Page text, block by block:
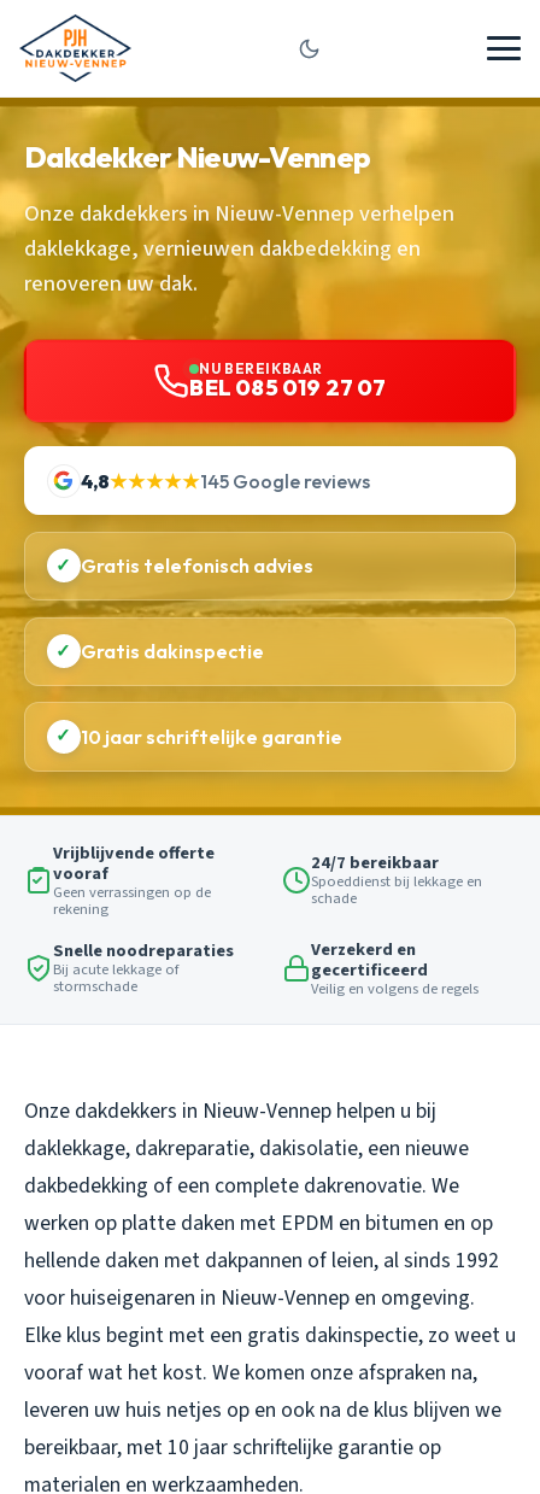
Dakdekker Nieuw-Vennep
Onze dakdekkers in Nieuw-Vennep verhelpen
daklekkage, vernieuwen dakbedekking en
renoveren uw dak.
NU BEREIKBAAR
BEL 085 019 27 07
4,8★★★★★145 Google reviews
✓ Gratis telefonisch advies
✓ Gratis dakinspectie
✓ 10 jaar schriftelijke garantie
Vrijblijvende offerte
vooraf
Geen verrassingen op de
rekening
24/7 bereikbaar
Spoeddienst bij lekkage en
schade
Snelle noodreparaties
Bij acute lekkage of
stormschade
Verzekerd en
gecertificeerd
Veilig en volgens de regels
Onze dakdekkers in Nieuw-Vennep helpen u bij
daklekkage, dakreparatie, dakisolatie, een nieuwe
dakbedekking of een complete dakrenovatie. We
werken op platte daken met EPDM en bitumen en op
hellende daken met dakpannen of leien, al sinds 1992
voor huiseigenaren in Nieuw-Vennep en omgeving.
Elke klus begint met een gratis dakinspectie, zo weet u
vooraf wat het kost. We komen onze afspraken na,
leveren uw huis netjes op en ook na de klus blijven we
bereikbaar, met 10 jaar schriftelijke garantie op
materialen en werkzaamheden.